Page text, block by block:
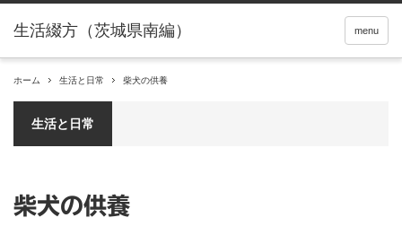
menu
ホーム 生活と日常 柴犬の供養
生活と日常
柴犬の供養